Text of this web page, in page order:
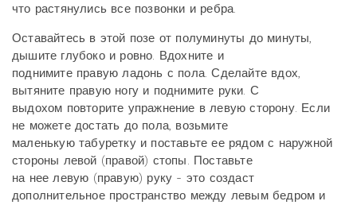
что растянулись все позвонки и ребра.
Оставайтесь в этой позе от полуминуты до минуты,
дышите глубоко и ровно. Вдохните и
поднимите правую ладонь с пола. Сделайте вдох,
вытяните правую ногу и поднимите руки. С
выдохом повторите упражнение в левую сторону. Если
не можете достать до пола, возьмите
маленькую табуретку и поставьте ее рядом с наружной
стороны левой (правой) стопы. Поставьте
на нее левую (правую) руку - это создаст
дополнительное пространство между левым бедром и